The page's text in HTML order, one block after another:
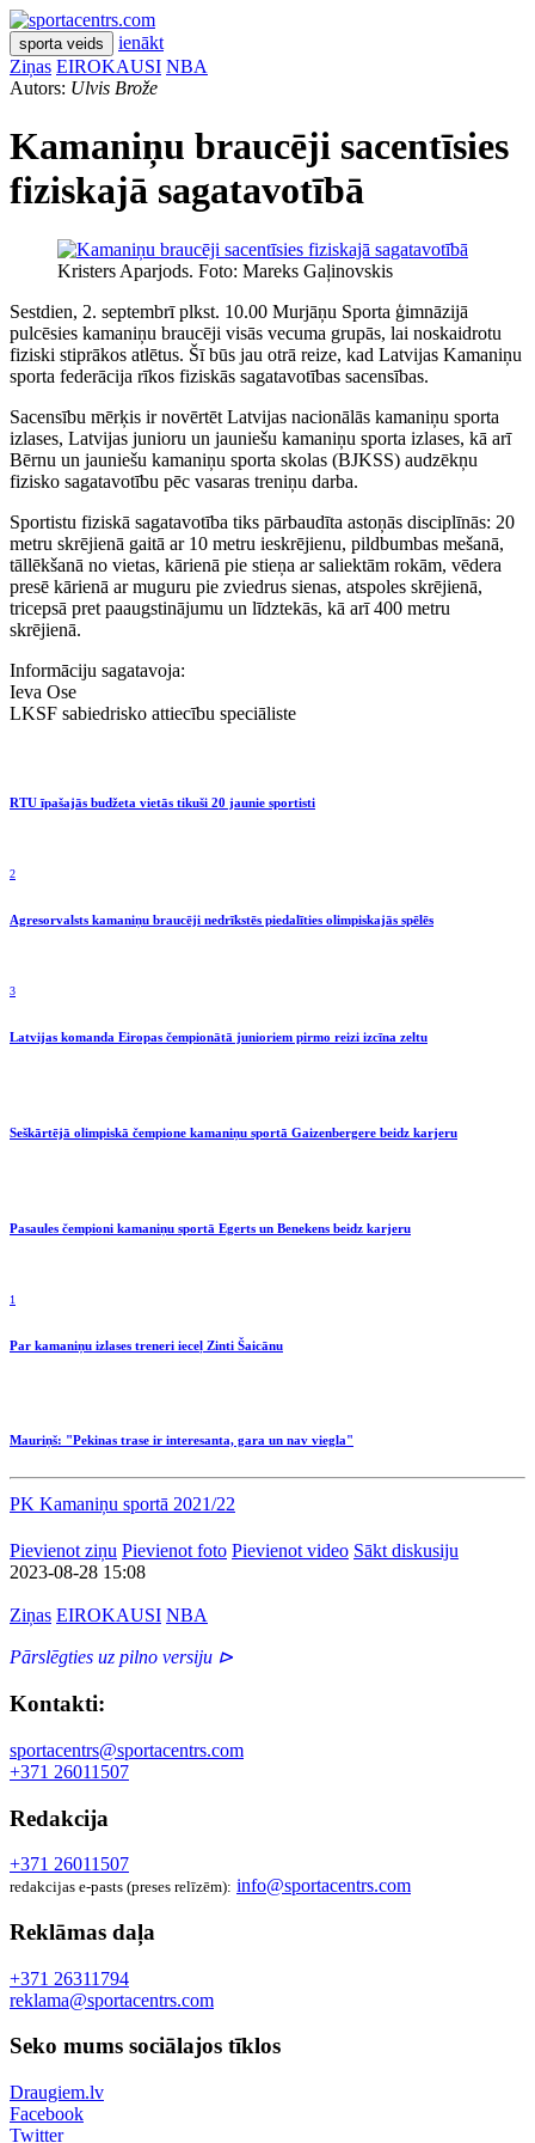
sporta veids
ienākt
Ziņas EIROKAUSI NBA
Autors: Ulvis Brože
Kamaniņu braucēji sacentīsies
fiziskajā sagatavotībā
Kristers Aparjods. Foto: Mareks Gaļinovskis
Sestdien, 2. septembrī plkst. 10.00 Murjāņu Sporta ģimnāzijā
pulcēsies kamaniņu braucēji visās vecuma grupās, lai noskaidrotu
fiziski stiprākos atlētus. Šī būs jau otrā reize, kad Latvijas Kamaniņu
sporta federācija rīkos fiziskās sagatavotības sacensības.
Sacensību mērķis ir novērtēt Latvijas nacionālās kamaniņu sporta
izlases, Latvijas junioru un jauniešu kamaniņu sporta izlases, kā arī
Bērnu un jauniešu kamaniņu sporta skolas (BJKSS) audzēkņu
fizisko sagatavotību pēc vasaras treniņu darba.
Sportistu fiziskā sagatavotība tiks pārbaudīta astoņās disciplīnās: 20
metru skrējienā gaitā ar 10 metru ieskrējienu, pildbumbas mešanā,
tāllēkšanā no vietas, kārienā pie stieņa ar saliektām rokām, vēdera
presē kārienā ar muguru pie zviedrus sienas, atspoles skrējienā,
tricepsā pret paaugstinājumu un līdztekās, kā arī 400 metru
skrējienā.
Informāciju sagatavoja:
Ieva Ose
LKSF sabiedrisko attiecību speciāliste
RTU īpašajās budžeta vietās tikuši 20 jaunie sportisti
2
Agresorvalsts kamaniņu braucēji nedrīkstēs piedalīties olimpiskajās spēlēs
3
Latvijas komanda Eiropas čempionātā junioriem pirmo reizi izcīna zeltu
Seškārtējā olimpiskā čempione kamaniņu sportā Gaizenbergere beidz karjeru
Pasaules čempioni kamaniņu sportā Egerts un Benekens beidz karjeru
1
Par kamaniņu izlases treneri ieceļ Zinti Šaicānu
Mauriņš: "Pekinas trase ir interesanta, gara un nav viegla"
PK Kamaniņu sportā 2021/22
Pievienot ziņu Pievienot foto Pievienot video Sākt diskusiju
2023-08-28 15:08
Ziņas EIROKAUSI NBA
Pārslēgties uz pilno versiju ⊳
Kontakti:
sportacentrs@sportacentrs.com
+371 26011507
Redakcija
+371 26011507
redakcijas e-pasts (preses relīzēm): info@sportacentrs.com
Reklāmas daļa
+371 26311794
reklama@sportacentrs.com
Seko mums sociālajos tīklos
Draugiem.lv
Facebook
Twitter